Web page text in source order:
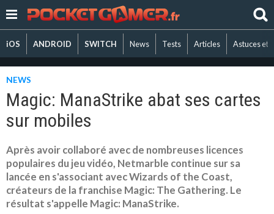
iOS ANDROID SWITCH News Tests Articles Astuces et
NEWS
Magic: ManaStrike abat ses cartes
sur mobiles
Après avoir collaboré avec de nombreuses licences
populaires du jeu vidéo, Netmarble continue sur sa
lancée en s'associant avec Wizards of the Coast,
créateurs de la franchise Magic: The Gathering. Le
résultat s'appelle Magic: ManaStrike.